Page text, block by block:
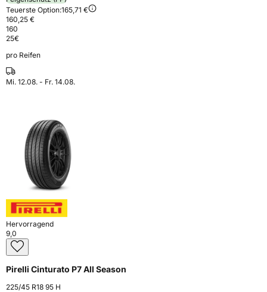
Teuerste Option:165,71 €
160,25 €
160
25€
pro Reifen
Mi. 12.08. - Fr. 14.08.
Hervorragend
9,0
Pirelli Cinturato P7 All Season
225/45 R18 95 H